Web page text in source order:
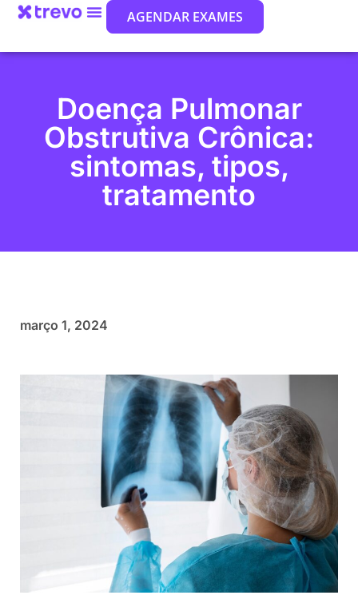
AGENDAR EXAMES
Doença Pulmonar
Obstrutiva Crônica:
sintomas, tipos,
tratamento
março 1, 2024